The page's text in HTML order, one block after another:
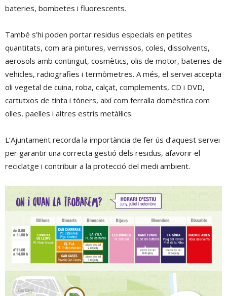
bateries, bombetes i fluorescents.
També s’hi poden portar residus especials en petites
quantitats, com ara pintures, vernissos, coles, dissolvents,
aerosols amb contingut, cosmètics, olis de motor, bateries de
vehicles, radiografies i termòmetres. A més, el servei accepta
oli vegetal de cuina, roba, calçat, complements, CD i DVD,
cartutxos de tinta i tòners, així com ferralla domèstica com
olles, paelles i altres estris metàl·lics.
L’Ajuntament recorda la importància de fer ús d’aquest servei
per garantir una correcta gestió dels residus, afavorir el
reciclatge i contribuir a la protecció del medi ambient.